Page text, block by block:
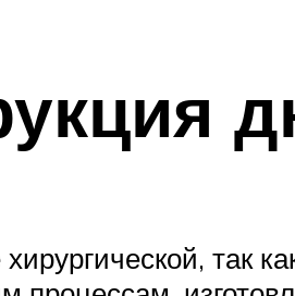
так